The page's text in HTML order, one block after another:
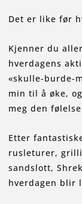
Det er like før
Kjenner du
hverdagens
«skulle-burde-
min til å øke,
meg den
Etter
rusleturer,
sandslott,
hverdagen blir